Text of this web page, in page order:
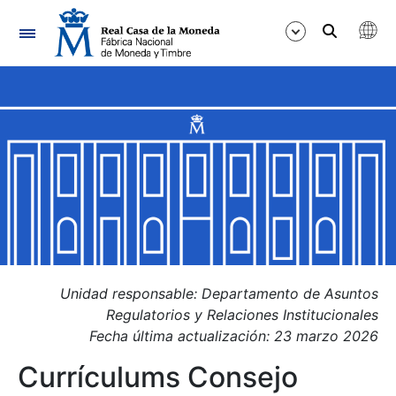
Navigation
Show/Hide
Show/Hide
Show/Hide
Show/Hide
Unidad responsable: Departamento de Asuntos
Regulatorios y Relaciones Institucionales
Fecha última actualización: 23 marzo 2026
Currículums Consejo